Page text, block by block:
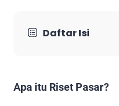
Daftar Isi
Apa itu Riset Pasar?